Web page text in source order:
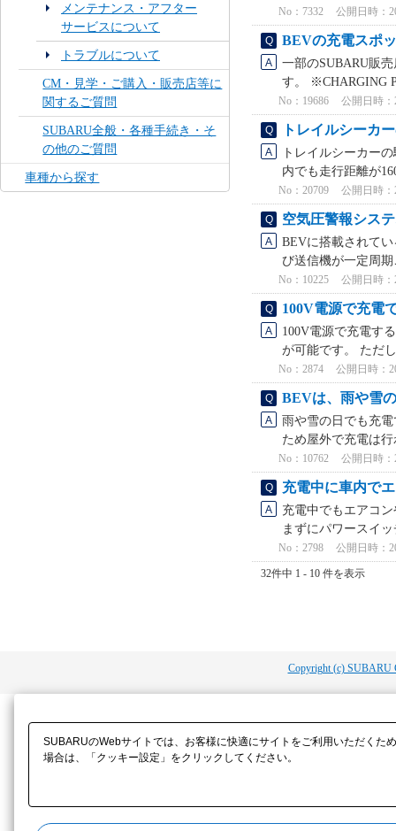
メンテナンス・アフター
サービスについて
トラブルについて
CM・見学・ご購入・販売店等に
関するご質問
SUBARU全般・各種手続き・そ
の他のご質問
車種から探す
No：7332 公開日時：
BEVの充電スポ
一部のSUBARU販
す。 ※CHARGING
No：19686 公開日時：
トレイルシーカ
トレイルシーカー
内でも走行距離が
No：20709 公開日時：
空気圧警報シス
BEVに搭載されて
び送信機が一定周
No：10225 公開日時：
100V電源で充電
100V電源で充電す
が可能です。 ただ
No：2874 公開日時：
BEVは、雨や雪
雨や雪の日でも充
ため屋外で充電は
No：10762 公開日時：
充電中に車内で
充電中でもエアコ
まずにパワースイ
No：2798 公開日時：
32件中 1 - 10 件を表示
Copyright (c) SUBARU
SUBARUのWebサイトでは、お客様に快適にサイトをご利用いただく
場合は、「クッキー設定」をクリックしてください。​